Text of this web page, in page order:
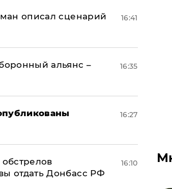
описал сценарий
16:41
альянс –
16:35
16:27
отдать Донбасс РФ
16:10